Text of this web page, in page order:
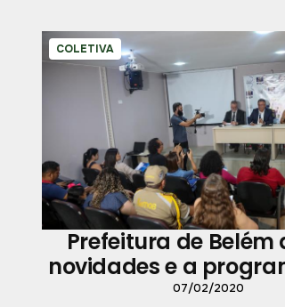
COLETIVA
Prefeitura de Belém
novidades e a
Carnaval 2020
07/02/2020